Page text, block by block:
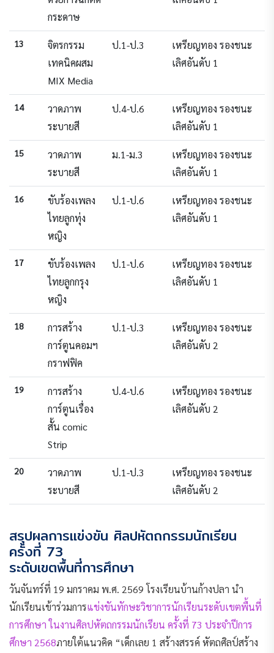
กระดาษ
13
จิตรกรรม
เทคนิคผสม
MIX Media
ป.1-ป.3
เหรียญทอง รองชนะ
เลิศอันดับ 1
14
วาดภาพ
ระบายสี
ป.4-ป.6
เหรียญทอง รองชนะ
เลิศอันดับ 1
15
วาดภาพ
ระบายสี
ม.1-ม.3
เหรียญทอง รองชนะ
เลิศอันดับ 1
16
ขับร้องเพลง
ไทยลูกทุ่ง
หญิง
ป.1-ป.6
เหรียญทอง รองชนะ
เลิศอันดับ 1
17
ขับร้องเพลง
ไทยลูกกรุง
หญิง
ป.1-ป.6
เหรียญทอง รองชนะ
เลิศอันดับ 1
18
การสร้าง
การ์ตูนคอมฯ
กราฟฟิค
ป.1-ป.3
เหรียญทอง รองชนะ
เลิศอันดับ 2
19
การสร้าง
การ์ตูนเรื่อง
สั้น comic
Strip
ป.4-ป.6
เหรียญทอง รองชนะ
เลิศอันดับ 2
20
วาดภาพ
ระบายสี
ป.1-ป.3
เหรียญทอง รองชนะ
เลิศอันดับ 2
สรุปผลการแข่งขัน ศิลปหัตถกรรมนักเรียน
ครั้งที่ 73
ระดับเขตพื้นที่การศึกษา
วันจันทร์ที่ 19 มกราคม พ.ศ. 2569 โรงเรียนบ้านก้างปลา นำ
นักเรียนเข้าร่วมการแข่งขันทักษะวิชาการนักเรียนระดับเขตพื้นที่
การศึกษา ในงานศิลปหัตถกรรมนักเรียน ครั้งที่ 73 ประจำปีการ
ศึกษา 2568ภายใต้แนวคิด “เด็กเลย 1 สร้างสรรค์ หัตถศิลป์สร้าง